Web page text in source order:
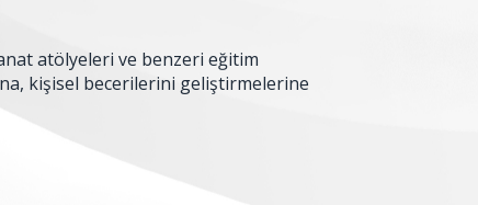
atölyeleri ve benzeri eğitim
kişisel becerilerini geliştirmelerine